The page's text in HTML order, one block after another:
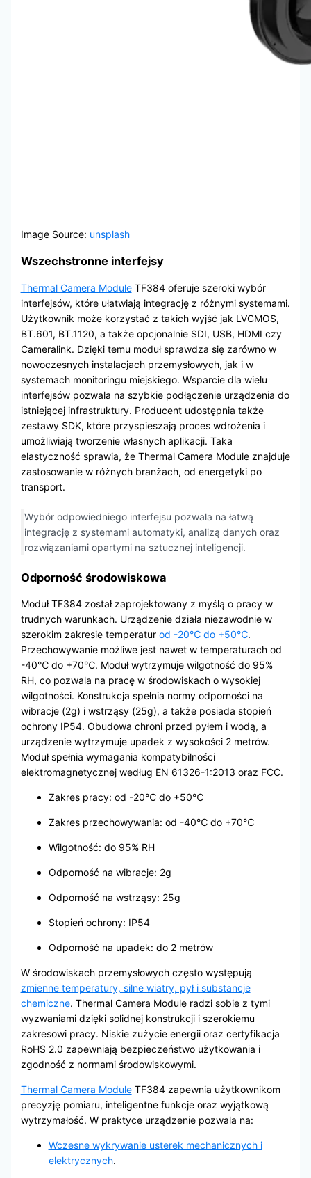
Image Source: unsplash
Wszechstronne interfejsy
Thermal Camera ModuleTF384 oferuje szeroki wybór
interfejsów, które ułatwiają integrację z różnymi systemami.
Użytkownik może korzystać z takich wyjść jak LVCMOS,
BT.601, BT.1120, a także opcjonalnie SDI, USB, HDMI czy
Cameralink. Dzięki temu moduł sprawdza się zarówno w
nowoczesnych instalacjach przemysłowych, jak i w
systemach monitoringu miejskiego. Wsparcie dla wielu
interfejsów pozwala na szybkie podłączenie urządzenia do
istniejącej infrastruktury. Producent udostępnia także
zestawy SDK, które przyspieszają proces wdrożenia i
umożliwiają tworzenie własnych aplikacji. Taka
elastyczność sprawia, że Thermal Camera Module znajduje
zastosowanie w różnych branżach, od energetyki po
transport.
Wybór odpowiedniego interfejsu pozwala na łatwą
integrację z systemami automatyki, analizą danych oraz
rozwiązaniami opartymi na sztucznej inteligencji.
Odporność środowiskowa
Moduł TF384 został zaprojektowany z myślą o pracy w
trudnych warunkach. Urządzenie działa niezawodnie w
szerokim zakresie temperatur od -20℃ do +50℃.
Przechowywanie możliwe jest nawet w temperaturach od
-40℃ do +70℃. Moduł wytrzymuje wilgotność do 95%
RH, co pozwala na pracę w środowiskach o wysokiej
wilgotności. Konstrukcja spełnia normy odporności na
wibracje (2g) i wstrząsy (25g), a także posiada stopień
ochrony IP54. Obudowa chroni przed pyłem i wodą, a
urządzenie wytrzymuje upadek z wysokości 2 metrów.
Moduł spełnia wymagania kompatybilności
elektromagnetycznej według EN 61326-1:2013 oraz FCC.
Zakres pracy: od -20℃ do +50℃
Zakres przechowywania: od -40℃ do +70℃
Wilgotność: do 95% RH
Odporność na wibracje: 2g
Odporność na wstrząsy: 25g
Stopień ochrony: IP54
Odporność na upadek: do 2 metrów
W środowiskach przemysłowych często występują
zmienne temperatury, silne wiatry, pył i substancje
chemiczne. Thermal Camera Module radzi sobie z tymi
wyzwaniami dzięki solidnej konstrukcji i szerokiemu
zakresowi pracy. Niskie zużycie energii oraz certyfikacja
RoHS 2.0 zapewniają bezpieczeństwo użytkowania i
zgodność z normami środowiskowymi.
Thermal Camera ModuleTF384 zapewnia użytkownikom
precyzję pomiaru, inteligentne funkcje oraz wyjątkową
wytrzymałość. W praktyce urządzenie pozwala na:
Wczesne wykrywanie usterek mechanicznych i
elektrycznych.